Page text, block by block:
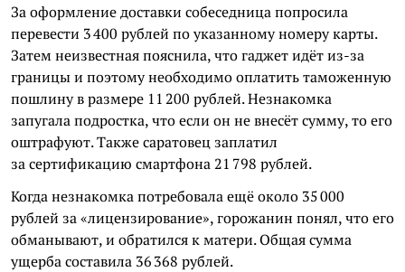
За оформление доставки собеседница попросила
перевести 3 400 рублей по указанному номеру карты.
Затем неизвестная пояснила, что гаджет идёт из-за
границы и поэтому необходимо оплатить таможенную
пошлину в размере 11 200 рублей. Незнакомка
запугала подростка, что если он не внесёт сумму, то его
оштрафуют. Также саратовец заплатил
за сертификацию смартфона 21 798 рублей.
Когда незнакомка потребовала ещё около 35 000
рублей за «лицензирование», горожанин понял, что его
обманывают, и обратился к матери. Общая сумма
ущерба составила 36 368 рублей.